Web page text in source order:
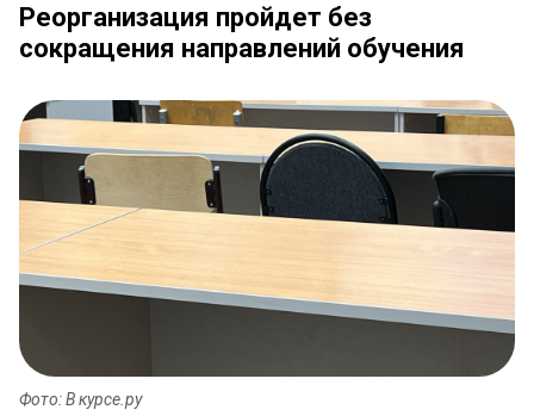
Реорганизация пройдет без
сокращения направлений обучения
Фото: В курсе.ру